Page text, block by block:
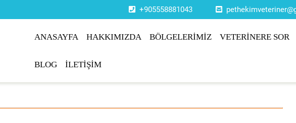
+905558881043
ANASAYFA HAKKIMIZDA BÖLGELERİMİZ VETERİNERE SOR
BLOG İLETİŞİM